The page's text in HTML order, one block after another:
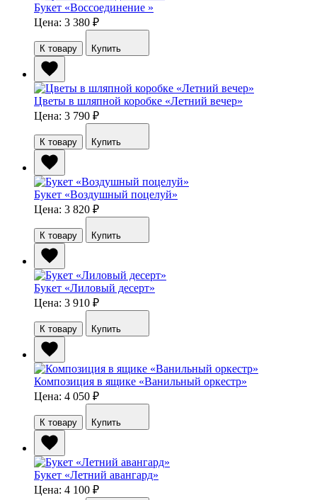
Букет «Воссоединение »
Цена: 3 380 ₽
К товару Купить
Цветы в шляпной коробке «Летний вечер»
Цена: 3 790 ₽
К товару Купить
Букет «Воздушный поцелуй»
Цена: 3 820 ₽
К товару Купить
Букет «Лиловый десерт»
Цена: 3 910 ₽
К товару Купить
Композиция в ящике «Ванильный оркестр»
Цена: 4 050 ₽
К товару Купить
Букет «Летний авангард»
Цена: 4 100 ₽